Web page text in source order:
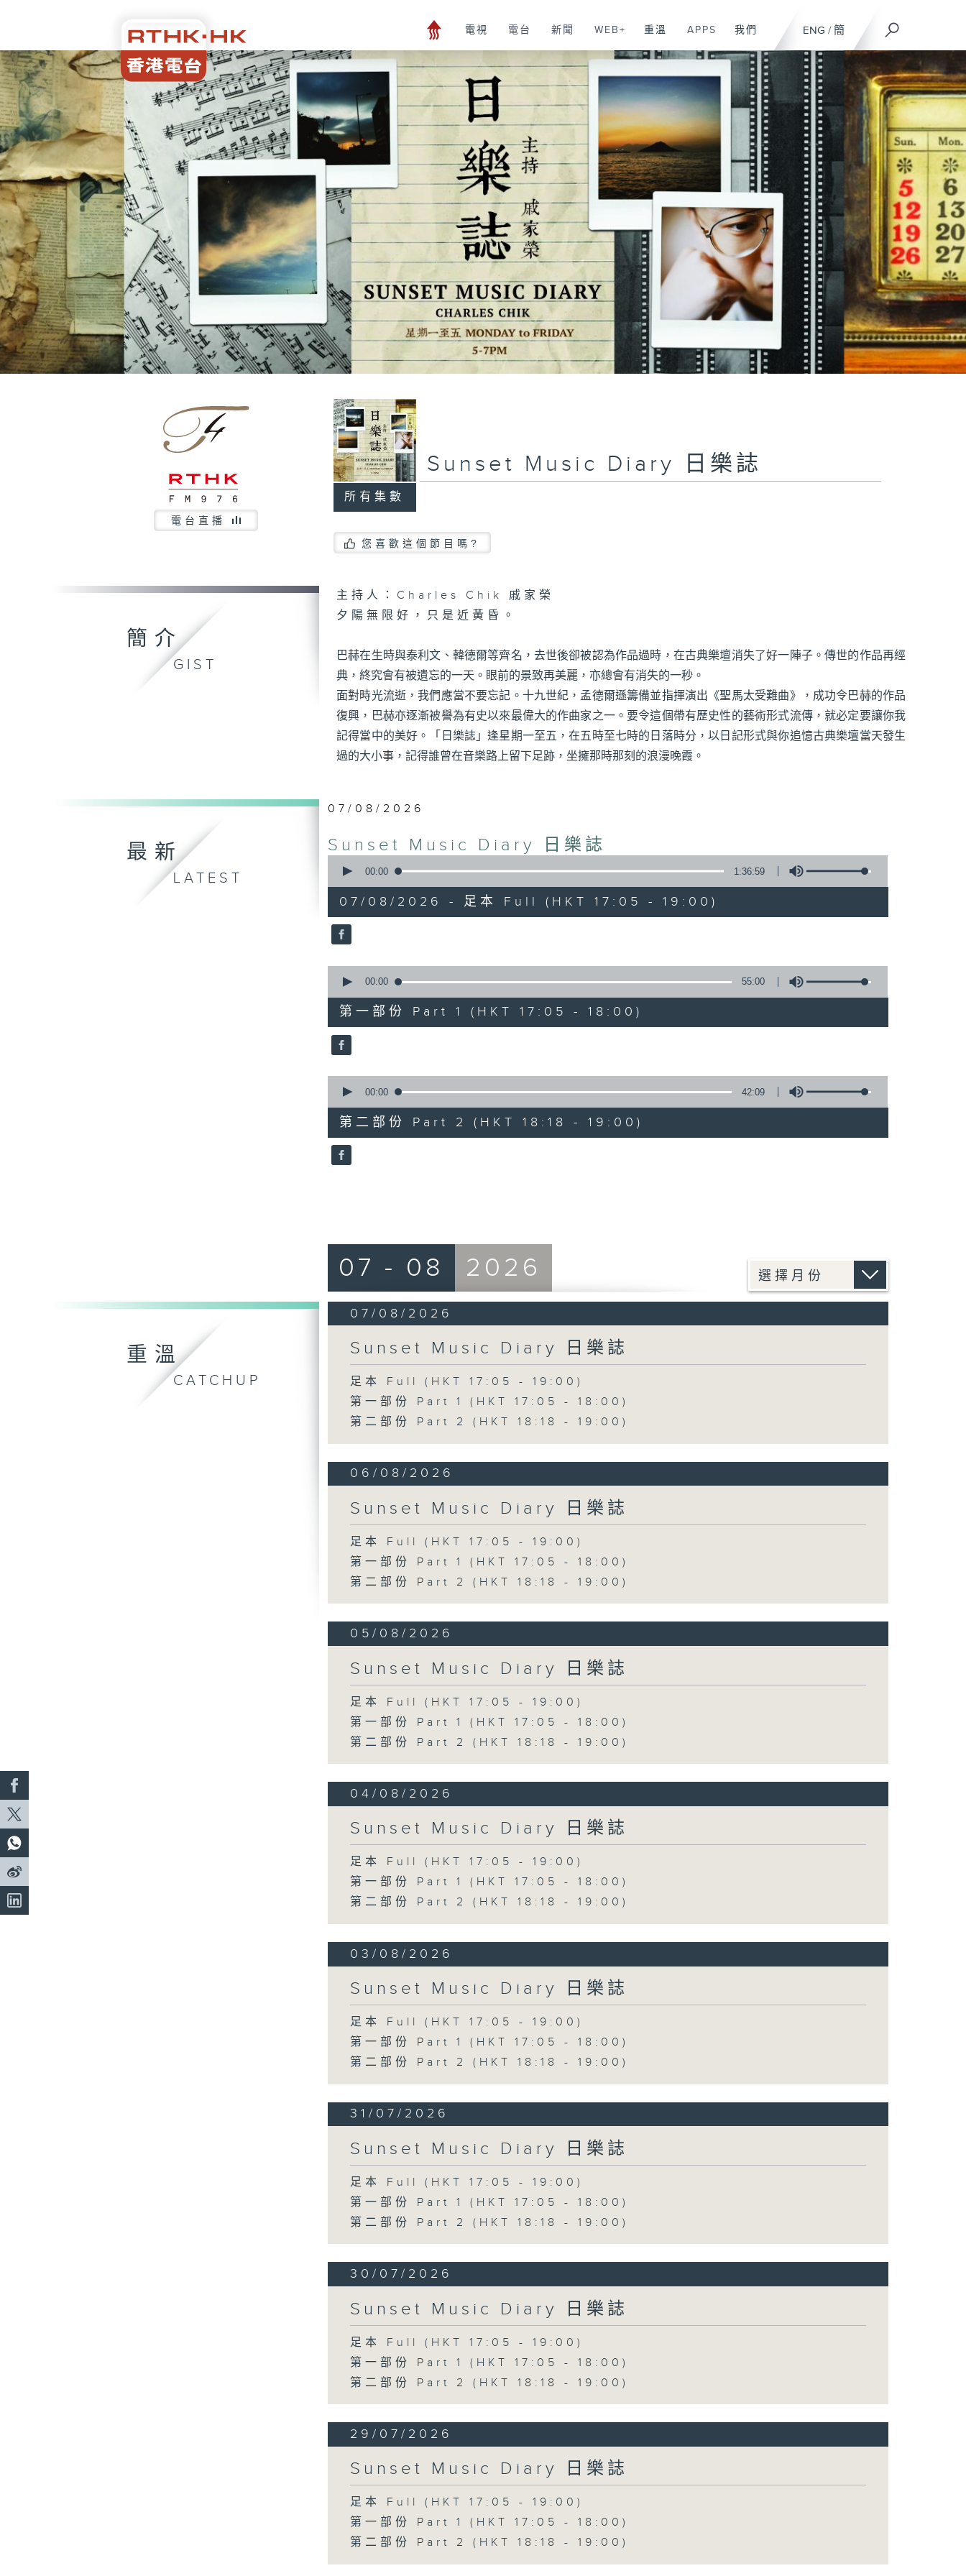
ENG / 簡
電視 電台 新聞 WEB+ 重溫 APPS 我們
電台直播
所有集數
Sunset Music Diary 日樂誌
您喜歡這個節目嗎?
簡介
GIST
主持人：Charles Chik 戚家榮
夕陽無限好，只是近黃昏。
巴赫在生時與泰利文、韓德爾等齊名，去世後卻被認為作品過時，在古典樂壇消失了好一陣子。傳世的作品再經
典，終究會有被遺忘的一天。眼前的景致再美麗，亦總會有消失的一秒。
面對時光流逝，我們應當不要忘記。十九世紀，孟德爾遜籌備並指揮演出《聖馬太受難曲》，成功令巴赫的作品
復興，巴赫亦逐漸被譽為有史以來最偉大的作曲家之一。要令這個帶有歷史性的藝術形式流傳，就必定要讓你我
記得當中的美好。「日樂誌」逢星期一至五，在五時至七時的日落時分，以日記形式與你追憶古典樂壇當天發生
過的大小事，記得誰曾在音樂路上留下足跡，坐擁那時那刻的浪漫晚霞。
最新
LATEST
07/08/2026
Sunset Music Diary 日樂誌
seconds
hour,
36
minutes,
59
90%
00:00 1:36:59
07/08/2026 - 足本 Full (HKT 17:05 - 19:00)
seconds
55
minutes,
0
seconds
90%
00:00 55:00
第一部份 Part 1 (HKT 17:05 - 18:00)
seconds
42
minutes,
9
seconds
90%
00:00 42:09
第二部份 Part 2 (HKT 18:18 - 19:00)
重溫
CATCHUP
07 - 08 2026
07/08/2026
Sunset Music Diary 日樂誌
足本 Full (HKT 17:05 - 19:00)
第一部份 Part 1 (HKT 17:05 - 18:00)
第二部份 Part 2 (HKT 18:18 - 19:00)
06/08/2026
Sunset Music Diary 日樂誌
足本 Full (HKT 17:05 - 19:00)
第一部份 Part 1 (HKT 17:05 - 18:00)
第二部份 Part 2 (HKT 18:18 - 19:00)
05/08/2026
Sunset Music Diary 日樂誌
足本 Full (HKT 17:05 - 19:00)
第一部份 Part 1 (HKT 17:05 - 18:00)
第二部份 Part 2 (HKT 18:18 - 19:00)
04/08/2026
Sunset Music Diary 日樂誌
足本 Full (HKT 17:05 - 19:00)
第一部份 Part 1 (HKT 17:05 - 18:00)
第二部份 Part 2 (HKT 18:18 - 19:00)
03/08/2026
Sunset Music Diary 日樂誌
足本 Full (HKT 17:05 - 19:00)
第一部份 Part 1 (HKT 17:05 - 18:00)
第二部份 Part 2 (HKT 18:18 - 19:00)
31/07/2026
Sunset Music Diary 日樂誌
足本 Full (HKT 17:05 - 19:00)
第一部份 Part 1 (HKT 17:05 - 18:00)
第二部份 Part 2 (HKT 18:18 - 19:00)
30/07/2026
Sunset Music Diary 日樂誌
足本 Full (HKT 17:05 - 19:00)
第一部份 Part 1 (HKT 17:05 - 18:00)
第二部份 Part 2 (HKT 18:18 - 19:00)
29/07/2026
Sunset Music Diary 日樂誌
足本 Full (HKT 17:05 - 19:00)
第一部份 Part 1 (HKT 17:05 - 18:00)
第二部份 Part 2 (HKT 18:18 - 19:00)